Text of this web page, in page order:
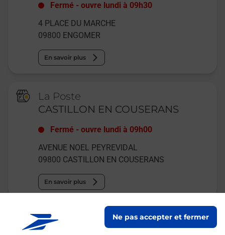
Ne pas accepter et fermer
Fermé -ouvre lundi à 09h30
4 PLACE DU MARCHE
09800 ENGOMER
En savoir plus
La Poste
CASTILLON EN COUSERANS
Fermé -ouvre lundi à 09h00
AVENUE NOEL PEYREVIDAL
09800 CASTILLON EN COUSERANS
En savoir plus
Malin !